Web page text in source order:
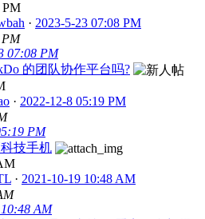
PM
· 2023-5-23 07:08 PM
07:08 PM
的团队协作平台吗?
· 2022-12-8 05:19 PM
PM
技手机
· 2021-10-19 10:48 AM
AM